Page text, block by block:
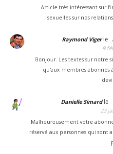
Article très intéressant sur
sexuelles sur nos
Raymond Vigerle
9
Bonjour. Les textes sur notre
qu'aux membres abonnés
Danielle Simardle
23
Malheureusement votre
réservé aux personnes qui sont